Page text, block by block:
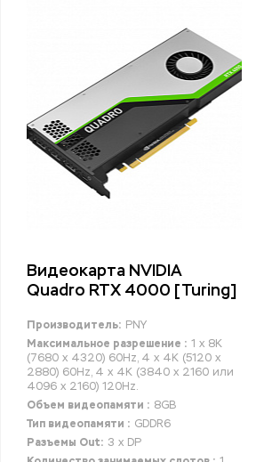
Видеокарта NVIDIA
Quadro RTX 4000 [Turing]
Производитель: PNY
Максимальное разрешение : 1 x 8K
(7680 x 4320) 60Hz, 4 x 4K (5120 x
2880) 60Hz, 4 x 4K (3840 x 2160 или
4096 x 2160) 120Hz.
Объем видеопамяти : 8GB
Тип видеопамяти : GDDR6
Разъемы Out: 3 x DP